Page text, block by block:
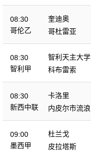
08:30
哥伦乙
奎迪奥
哥杜雷亚
08:30
智利甲
智利天主大学
科布雷索
08:30
新西中联
卡洛里
内皮尔市流浪
09:00
墨西甲
杜兰戈
皮拉塔斯